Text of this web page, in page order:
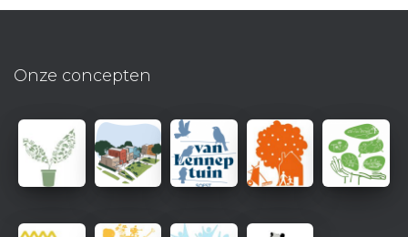
Onze concepten